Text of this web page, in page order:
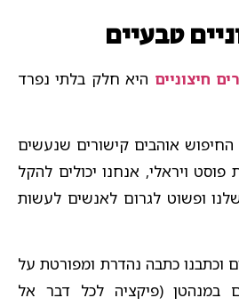
טבעיים
חיצוניים היא חלק בלתי נפרד
אוהבים קישורים שנעשים
ויראלי, אנחנו יכולים להקל
ופשוט לגרום לאנשים לעשות
וכתבנו כתבה נהדרת ומפורטת על
במנהטן (פיקציה לכל דבר אל